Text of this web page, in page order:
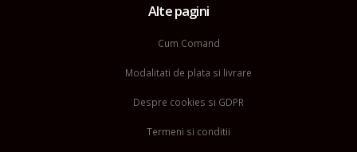
Alte pagini
Cum Comand
Modalitati de plata si livrare
Despre cookies si GDPR
Termeni si conditii